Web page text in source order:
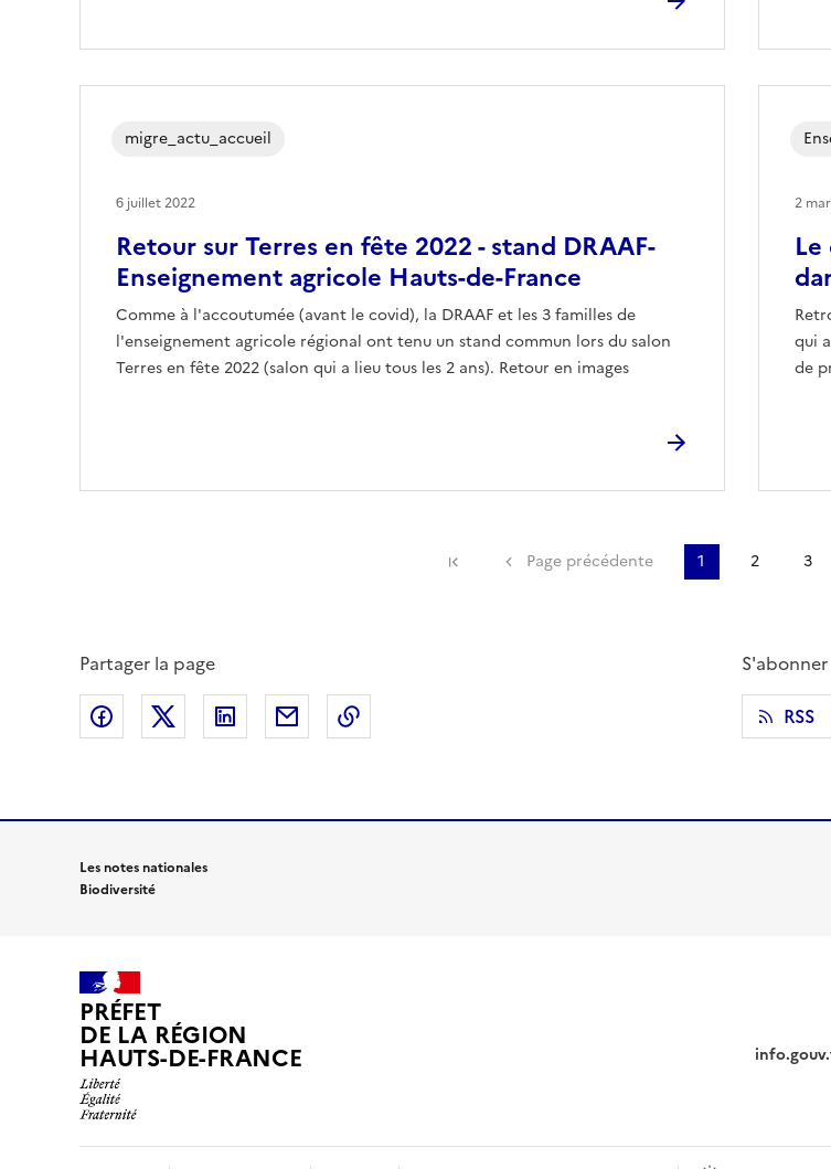
Retour sur Terres en fête 2022 - stand DRAAF-
Enseignement agricole Hauts-de-France
Comme à l'accoutumée (avant le covid), la DRAAF et les 3 familles de
l'enseignement agricole régional ont tenu un stand commun lors du salon
Terres en fête 2022 (salon qui a lieu tous les 2 ans). Retour en images
migre_actu_accueil
6 juillet 2022
qui
de
2
Première page
Page précédente 1 2 3
Partager la page
Partager sur Facebook
Partager sur X (anciennement Twitter)
Partager sur LinkedIn
Partager par email
S'abonner
RSS
Les notes nationales
Biodiversité
PRÉFET
DE LA RÉGION
HAUTS-DE-FRANCE